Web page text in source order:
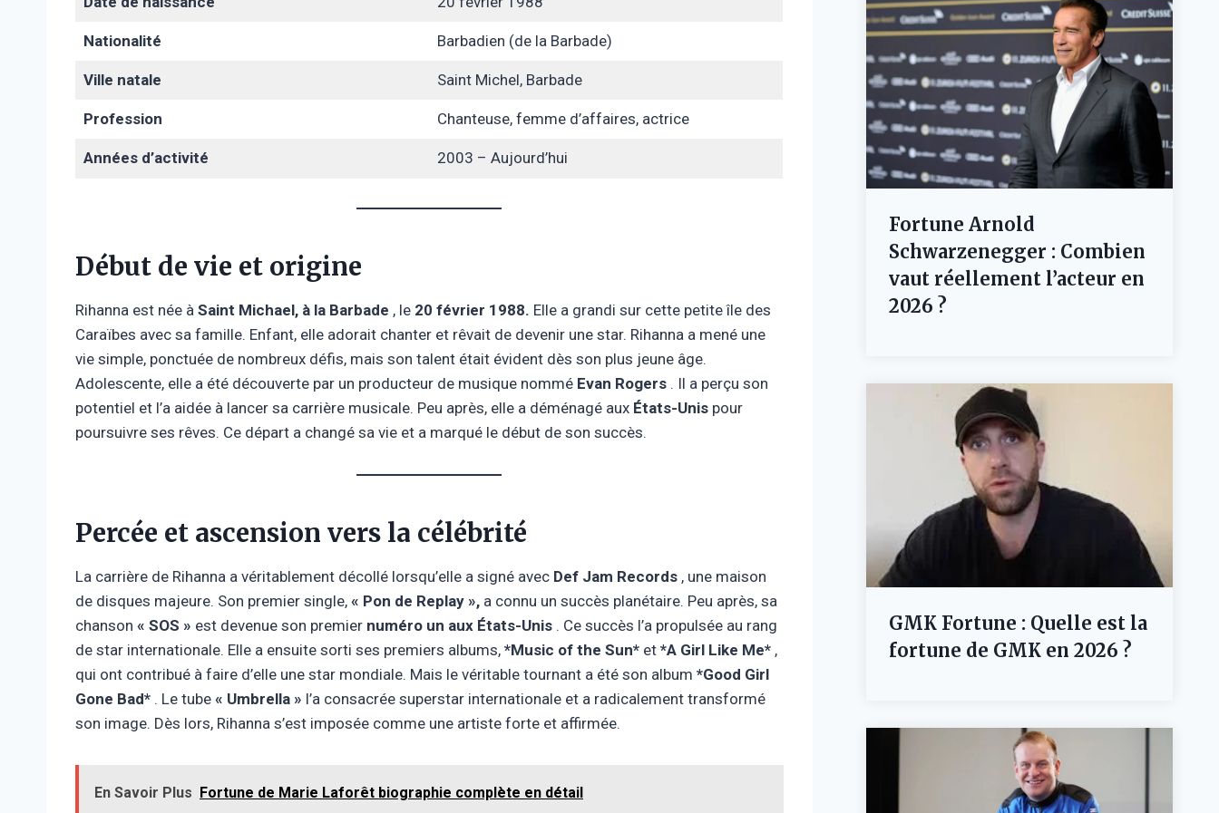
Nationalité Barbadien (de la Barbade)
Ville natale Saint Michel, Barbade
Profession Chanteuse, femme d’affaires, actrice
Années d’activité 2003 – Aujourd’hui
Début de vie et origine
Rihanna est née à Saint Michael, à la Barbade , le 20 février 1988. Elle a grandi sur cette petite île des
Caraïbes avec sa famille. Enfant, elle adorait chanter et rêvait de devenir une star. Rihanna a mené une
vie simple, ponctuée de nombreux défis, mais son talent était évident dès son plus jeune âge.
Adolescente, elle a été découverte par un producteur de musique nommé Evan Rogers . Il a perçu son
potentiel et l’a aidée à lancer sa carrière musicale. Peu après, elle a déménagé aux États-Unis pour
poursuivre ses rêves. Ce départ a changé sa vie et a marqué le début de son succès.
Percée et ascension vers la célébrité
La carrière de Rihanna a véritablement décollé lorsqu’elle a signé avec Def Jam Records , une maison
de disques majeure. Son premier single, « Pon de Replay », a connu un succès planétaire. Peu après, sa
chanson « SOS » est devenue son premier numéro un aux États-Unis . Ce succès l’a propulsée au rang
de star internationale. Elle a ensuite sorti ses premiers albums, *Music of the Sun* et *A Girl Like Me* ,
qui ont contribué à faire d’elle une star mondiale. Mais le véritable tournant a été son album *Good Girl
Gone Bad* . Le tube « Umbrella » l’a consacrée superstar internationale et a radicalement transformé
son image. Dès lors, Rihanna s’est imposée comme une artiste forte et affirmée.
En Savoir Plus Fortune de Marie Laforêt biographie complète en détail
Fortune Arnold
Schwarzenegger : Combien
vaut réellement l’acteur en
2026 ?
GMK Fortune : Quelle est la
fortune de GMK en 2026 ?